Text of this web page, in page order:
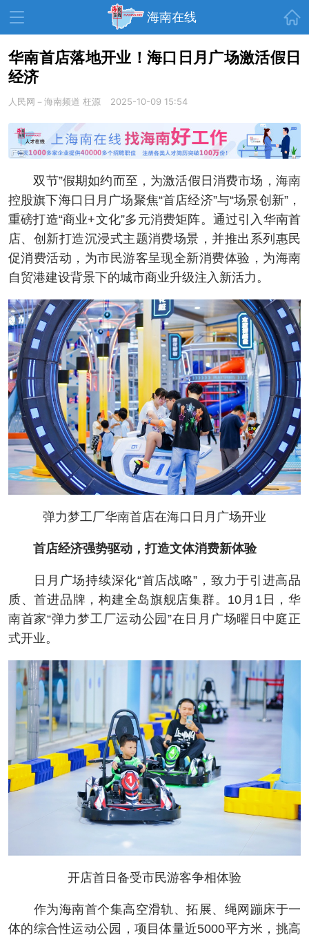
海南在线
资讯中心
教育 健康 房产
生活 演出 活动
展会 走读海南 周末去哪儿
人才在线 天涯企服
华南首店落地开业！海口日月广场激活假日
经济
人民网－海南频道 枉源 2025-10-09 15:54
双节”假期如约而至，为激活假日消费市场，海南
控股旗下海口日月广场聚焦“首店经济”与“场景创新”，
重磅打造“商业+文化”多元消费矩阵。通过引入华南首
店、创新打造沉浸式主题消费场景，并推出系列惠民
促消费活动，为市民游客呈现全新消费体验，为海南
自贸港建设背景下的城市商业升级注入新活力。
弹力梦工厂华南首店在海口日月广场开业
首店经济强势驱动，打造文体消费新体验
日月广场持续深化“首店战略”，致力于引进高品
质、首进品牌，构建全岛旗舰店集群。10月1日，华
南首家“弹力梦工厂运动公园”在日月广场曜日中庭正
式开业。
开店首日备受市民游客争相体验
作为海南首个集高空滑轨、拓展、绳网蹦床于一
体的综合性运动公园，项目体量近5000平方米，挑高